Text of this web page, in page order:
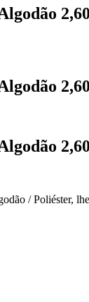
/ Poliéster,